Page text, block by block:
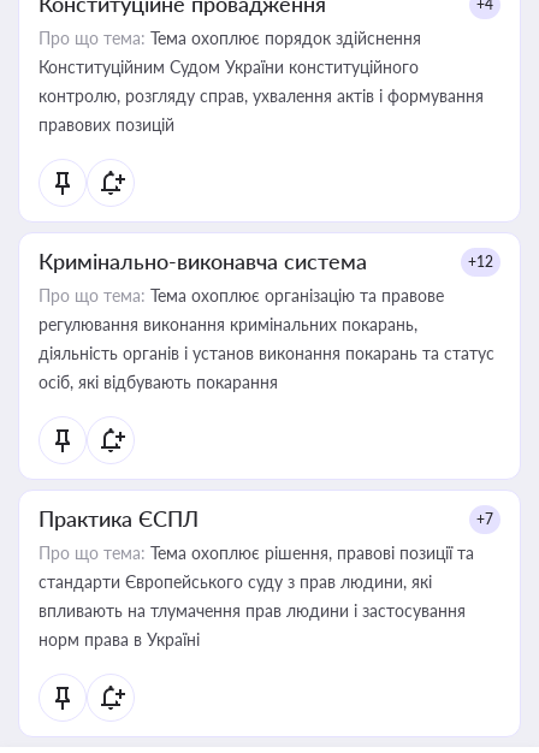
+4
Про що тема: Тема охоплює порядок здійснення
Конституційним Судом України конституційного
контролю, розгляду справ, ухвалення актів і формування
правових позицій
Кримінально-виконавча система +12
Про що тема: Тема охоплює організацію та правове
регулювання виконання кримінальних покарань,
діяльність органів і установ виконання покарань та статус
осіб, які відбувають покарання
Практика ЄСПЛ +7
Про що тема: Тема охоплює рішення, правові позиції та
стандарти Європейського суду з прав людини, які
впливають на тлумачення прав людини і застосування
норм права в Україні